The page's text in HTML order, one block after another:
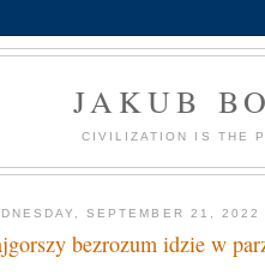
JAKUB
CIVILIZATION IS THE
SEPTEMBER 21, 2022
bezrozum idzie w